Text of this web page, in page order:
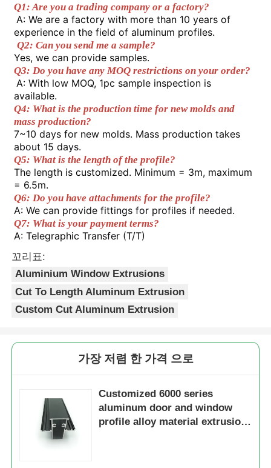
공장 투어
품질 관리
저희에게 연락하십시오
뉴스
인용 을 요청 하십시오
압출 알루미늄 프로파일
알루미늄 주방 프로파일
알루미늄 윈도우 프로파일
산업용 알루미늄 압출
알루미늄 프로필 액세서리
여닫이 창 프로필
Q1: Are you a trading company or a factory?
A: We are a factory with more than 10 years of
experience in the field of aluminum profiles.
Q2: Can you send me a sample?
Yes, we can provide samples.
Q3: Do you have any MOQ restrictions on your order?
A: With low MOQ, 1pc sample inspection is
available.
Q4: What is the production time for new molds and
mass production?
7~10 days for new molds. Mass production takes
about 15 days.
Q5: What is the length of the profile?
The length is customized. Minimum = 3m, maximum
= 6.5m.
Q6: Do you have attachments for the profile?
A: We can provide fittings for profiles if needed.
Q7: What is your payment terms?
A: Telegraphic Transfer (T/T)
꼬리표:
Aluminium Window Extrusions
Cut To Length Aluminum Extrusion
Custom Cut Aluminum Extrusion
가장 저렴 한 가격 으로
Customized 6000 series
aluminum door and window
profile alloy material extrusion